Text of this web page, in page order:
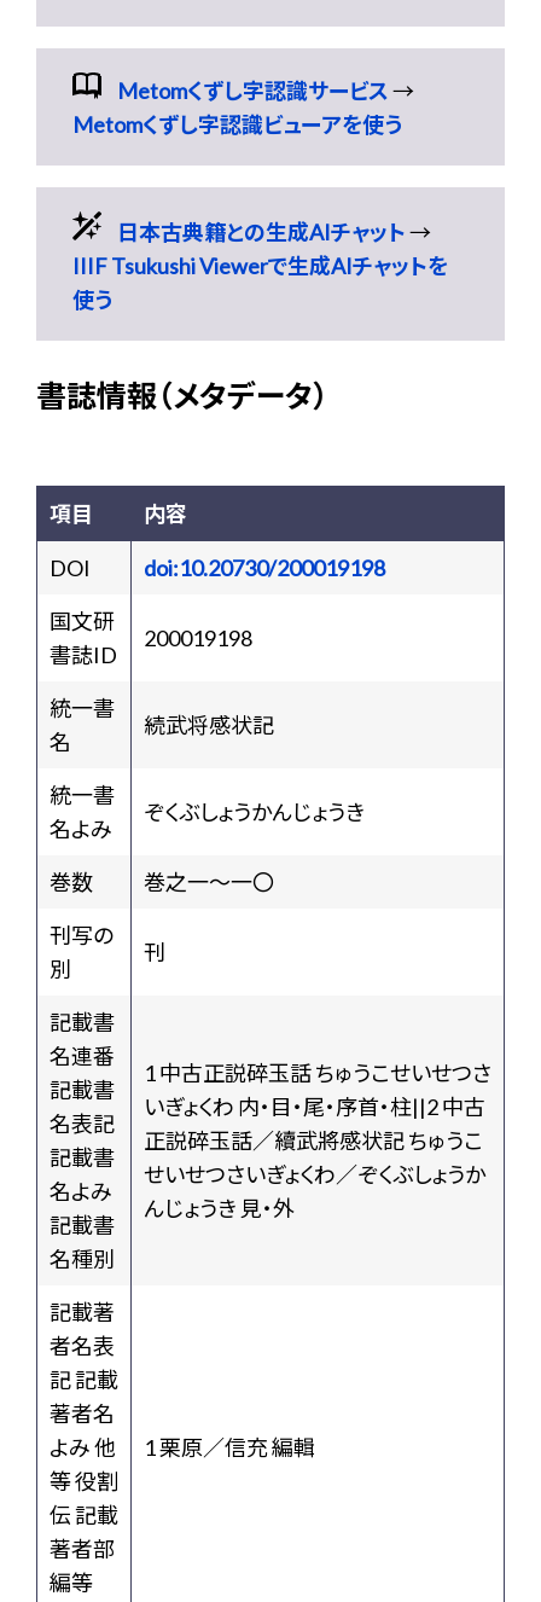
Metomくずし字認識サービス→
Metomくずし字認識ビューアを使う
日本古典籍との生成AIチャット→
IIIF Tsukushi Viewerで生成AIチャットを
使う
書誌情報（メタデータ）
項目 内容
DOI
doi:10.20730/200019198
国文研
書誌ID
200019198
統一書
名
続武将感状記
統一書
名よみ
ぞくぶしょうかんじょうき
巻数
巻之一～一〇
刊写の
別
刊
記載書
名連番
記載書
名表記
記載書
名よみ
記載書
名種別
1 中古正説碎玉話 ちゅうこせいせつさ
いぎょくわ 内・目・尾・序首・柱||2 中古
正説碎玉話／續武將感状記 ちゅうこ
せいせつさいぎょくわ／ぞくぶしょうか
んじょうき 見・外
記載著
者名表
記 記載
著者名
よみ 他
等 役割
伝 記載
著者部
編等
1 栗原／信充 編輯